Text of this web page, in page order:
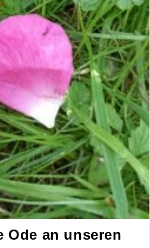
Ode an unseren